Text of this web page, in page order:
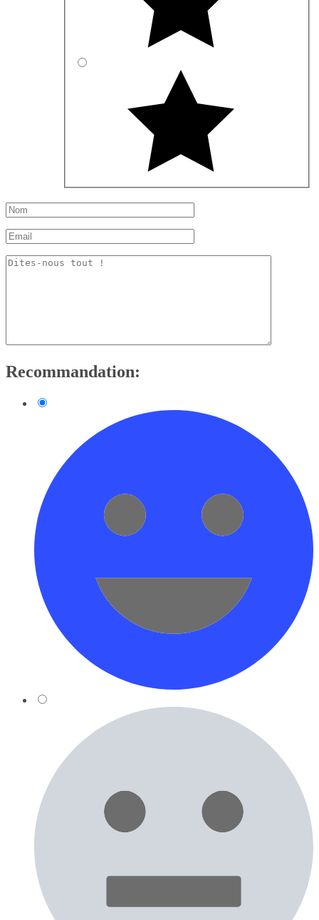
Recommandation: